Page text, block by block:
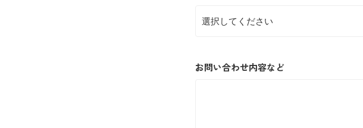
お問い合わせ内容など